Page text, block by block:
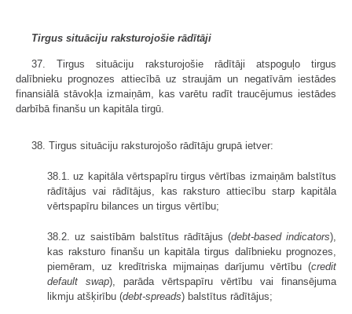
Tirgus situāciju raksturojošie rādītāji
37. Tirgus situāciju raksturojošie rādītāji atspoguļo tirgus
dalībnieku prognozes attiecībā uz straujām un negatīvām iestādes
finansiālā stāvokļa izmaiņām, kas varētu radīt traucējumus iestādes
darbībā finanšu un kapitāla tirgū.
38. Tirgus situāciju raksturojošo rādītāju grupā ietver:
38.1. uz kapitāla vērtspapīru tirgus vērtības izmaiņām balstītus
rādītājus vai rādītājus, kas raksturo attiecību starp kapitāla
vērtspapīru bilances un tirgus vērtību;
38.2. uz saistībām balstītus rādītājus (debt-based indicators),
kas raksturo finanšu un kapitāla tirgus dalībnieku prognozes,
piemēram, uz kredītriska mijmaiņas darījumu vērtību (credit
default swap), parāda vērtspapīru vērtību vai finansējuma
likmju atšķirību (debt-spreads) balstītus rādītājus;